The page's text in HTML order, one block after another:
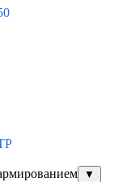
▼